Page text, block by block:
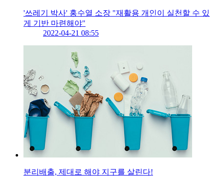
'쓰레기 박사' 홍수열 소장 "재활용 개인이 실천할 수 있
게 기반 마련해야"
2022-04-21 08:55
분리배출, 제대로 해야 지구를 살린다!